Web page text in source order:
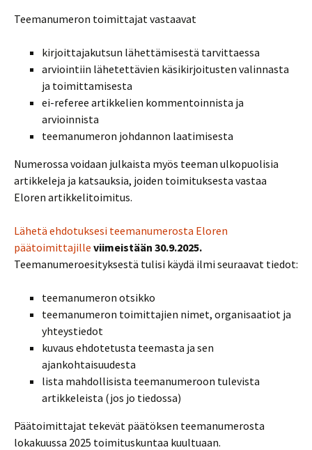
Teemanumeron toimittajat vastaavat
kirjoittajakutsun lähettämisestä tarvittaessa
arviointiin lähetettävien käsikirjoitusten valinnasta
ja toimittamisesta
ei-referee artikkelien kommentoinnista ja
arvioinnista
teemanumeron johdannon laatimisesta
Numerossa voidaan julkaista myös teeman ulkopuolisia
artikkeleja ja katsauksia, joiden toimituksesta vastaa
Eloren artikkelitoimitus.
Lähetä ehdotuksesi teemanumerosta Eloren
päätoimittajille viimeistään 30.9.2025.
Teemanumeroesityksestä tulisi käydä ilmi seuraavat tiedot:
teemanumeron otsikko
teemanumeron toimittajien nimet, organisaatiot ja
yhteystiedot
kuvaus ehdotetusta teemasta ja sen
ajankohtaisuudesta
lista mahdollisista teemanumeroon tulevista
artikkeleista (jos jo tiedossa)
Päätoimittajat tekevät päätöksen teemanumerosta
lokakuussa 2025 toimituskuntaa kuultuaan.